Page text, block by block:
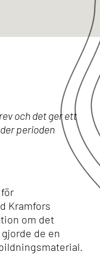
och det ger ett
perioden
Kramfors
om det
de en